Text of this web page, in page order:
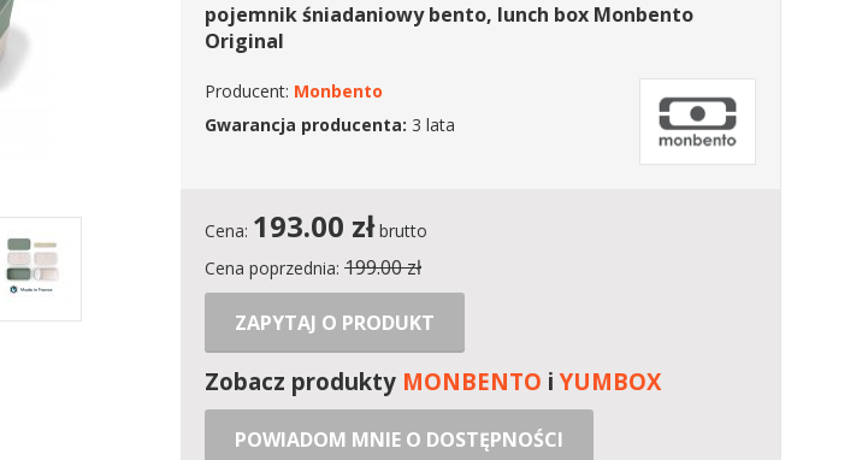
pojemnik śniadaniowy bento, lunch box Monbento
Original
Producent: Monbento
Gwarancja producenta: 3 lata
Cena: 193.00 złbrutto
Cena poprzednia: 199.00 zł
ZAPYTAJ O PRODUKT
Zobacz produkty MONBENTO iYUMBOX
POWIADOM MNIE O DOSTĘPNOŚCI